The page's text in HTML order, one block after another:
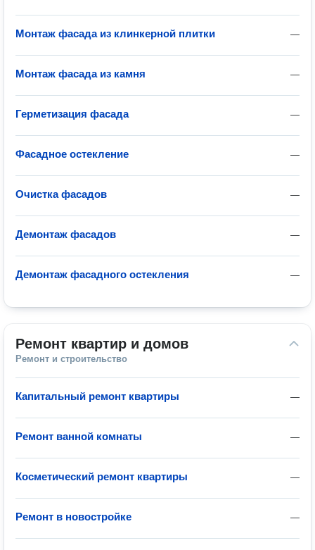
—
Монтаж фасада из клинкерной плитки
—
Монтаж фасада из камня
—
Герметизация фасада
—
Фасадное остекление
—
Очистка фасадов
—
Демонтаж фасадов
—
Демонтаж фасадного остекления
Ремонт квартир и домов
Ремонт и строительство
—
Капитальный ремонт квартиры
—
Ремонт ванной комнаты
—
Косметический ремонт квартиры
—
Ремонт в новостройке